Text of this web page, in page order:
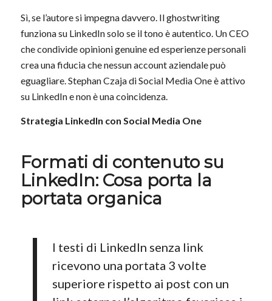
Sì, se l’autore si impegna davvero. Il ghostwriting
funziona su LinkedIn solo se il tono è autentico. Un CEO
che condivide opinioni genuine ed esperienze personali
crea una fiducia che nessun account aziendale può
eguagliare. Stephan Czaja di Social Media One è attivo
su LinkedIn e non è una coincidenza.
Strategia LinkedIn con Social Media One
Formati di contenuto su
LinkedIn: Cosa porta la
portata organica
I testi di LinkedIn senza link
ricevono una portata 3 volte
superiore rispetto ai post con un